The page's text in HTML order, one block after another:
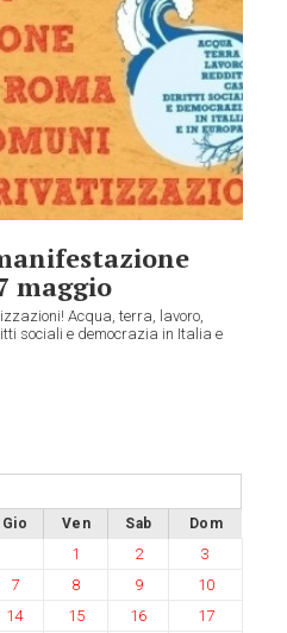
maggio
Acqua, terra, lavoro,
sociali e democrazia in Italia e
Gio Ven Sab Dom
1 2
3
7 8 9
10
14 15 16
17